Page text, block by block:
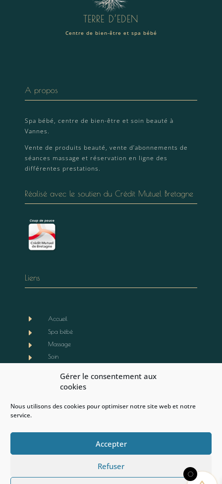
Gérer le consentement aux
cookies
Nous utilisons des cookies pour optimiser notre site web et notre
service.
Accepter
Refuser
TERRE D’EDEN
Centre de bien-être et spa bébé
A propos
Spa bébé, centre de bien-être et soin beauté à
Vannes.
Vente de produits beauté, vente d’abonnements de
séances massage et réservation en ligne des
différentes prestations.
Réalisé avec le soutien du Crédit Mutuel Bretagne
Liens
E Accueil
E Spa bébé
E Massage
E Soin
Notre actualité
E Mentions légales
E
E
0